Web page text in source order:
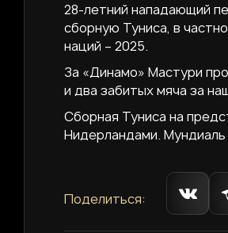
28-летний нападающий
сборную Туниса, в
наций – 2025.
За «Динамо» Мастури
и два забитых мяча за
Сборная Туниса на
Нидерландами. Мундиаль
Поделиться: